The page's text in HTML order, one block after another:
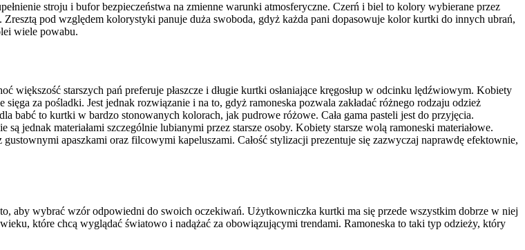
stroju i bufor bezpieczeństwa na zmienne warunki atmosferyczne. Czerń i biel to kolory wybierane przez
pod względem kolorystyki panuje duża swoboda, gdyż każda pani dopasowuje kolor kurtki do innych ubrań,
wiele powabu.
większość starszych pań preferuje płaszcze i długie kurtki osłaniające kręgosłup w odcinku lędźwiowym. Kobiety
za pośladki. Jest jednak rozwiązanie i na to, gdyż ramoneska pozwala zakładać różnego rodzaju odzież
babć to kurtki w bardzo stonowanych kolorach, jak pudrowe różowe. Cała gama pasteli jest do przyjęcia.
jednak materiałami szczególnie lubianymi przez starsze osoby. Kobiety starsze wolą ramoneski materiałowe.
apaszkami oraz filcowymi kapeluszami. Całość stylizacji prezentuje się zazwyczaj naprawdę efektownie,
aby wybrać wzór odpowiedni do swoich oczekiwań. Użytkowniczka kurtki ma się przede wszystkim dobrze w niej
które chcą wyglądać światowo i nadążać za obowiązującymi trendami. Ramoneska to taki typ odzieży, który